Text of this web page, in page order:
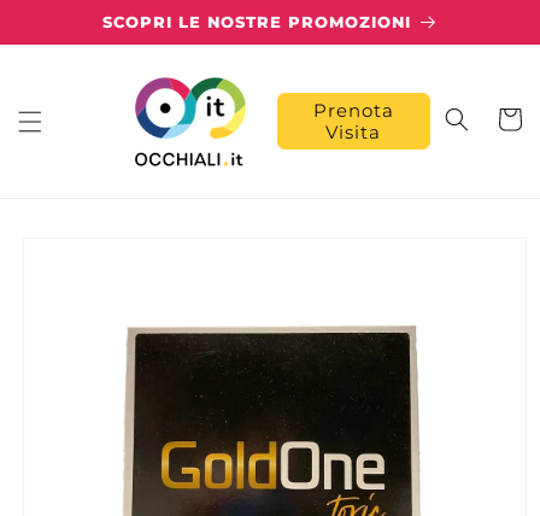
direttamente
ai contenuti
SCOPRI LE NOSTRE PROMOZIONI
Prenota
Visita